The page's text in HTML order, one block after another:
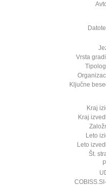
Vrsta
Ključne
Kraj
Kraj
Leto
Leto
Št.